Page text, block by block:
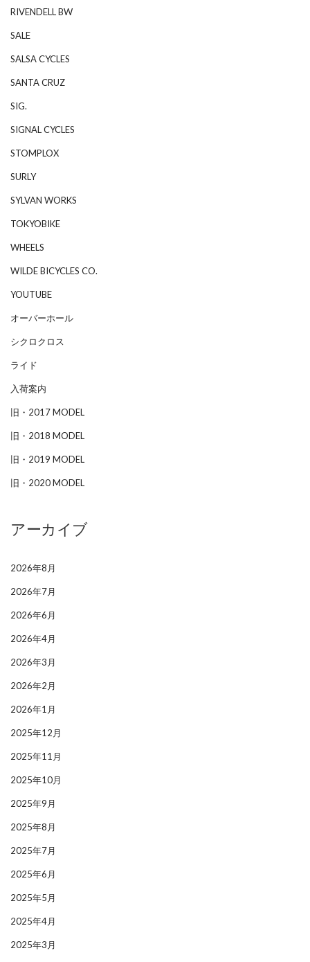
RIVENDELL BW
SALE
SALSA CYCLES
SANTA CRUZ
SIG.
SIGNAL CYCLES
STOMPLOX
SURLY
SYLVAN WORKS
TOKYOBIKE
WHEELS
WILDE BICYCLES CO.
YOUTUBE
オーバーホール
シクロクロス
ライド
入荷案内
旧・2017 MODEL
旧・2018 MODEL
旧・2019 MODEL
旧・2020 MODEL
アーカイブ
2026年8月
2026年7月
2026年6月
2026年4月
2026年3月
2026年2月
2026年1月
2025年12月
2025年11月
2025年10月
2025年9月
2025年8月
2025年7月
2025年6月
2025年5月
2025年4月
2025年3月